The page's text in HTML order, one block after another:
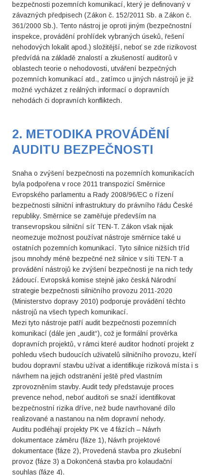
bezpečnosti pozemních komunikací, který je definovaný v
závazných předpisech (Zákon č. 152/2011 Sb. a Zákon č.
361/2000 Sb.). Tento nástroj je oproti jiným (bezpečnostní
inspekce, provádění prohlídek vybraných úseků, řešení
nehodových lokalit apod.) složitější, neboť se zde rizikovost
předvídá na základě znalostí a zkušeností auditorů v
oblastech teorie o nehodovosti, utváření bezpečných
pozemních komunikací atd., zatímco u jiných nástrojů je již
možné vycházet z reálných informací o dopravních
nehodách či dopravních konfliktech.
2. METODIKA PROVÁDĚNÍ
AUDITU BEZPEČNOSTI
Snaha o zvýšení bezpečnosti na pozemních komunikacích
byla podpořena v roce 2011 transpozicí Směrnice
Evropského parlamentu a Rady 2008/96/EC o řízení
bezpečnosti silniční infrastruktury do právního řádu České
republiky. Směrnice se zaměřuje především na
transevropskou silniční síť TEN-T. Zákon však nijak
neomezuje možnost používat nástroje směrnice také u
ostatních pozemních komunikací. Tyto silnice nižších tříd
jsou mnohdy méně bezpečné než silnice v síti TEN-T a
provádění nástrojů ke zvýšení bezpečnosti je na nich tedy
žádoucí. Evropská komise stejně jako česká Národní
strategie bezpečnosti silničního provozu 2011-2020
(Ministerstvo dopravy 2010) podporuje provádění těchto
nástrojů na všech typech komunikací.
Mezi tyto nástroje patří audit bezpečnosti pozemních
komunikací (dále jen „audit“), což je formální prověrka
dopravních projektů, v rámci které auditor hodnotí projekt z
pohledu všech budoucích uživatelů silničního provozu, kteří
budou dopravní stavbu užívat a identifikuje riziková místa i s
návrhem na jejich odstranění ještě před vlastním
zprovozněním stavby. Audit tedy představuje proces
prevence nehod, neboť auditoři se snaží identifikovat
bezpečnostní rizika dříve, než bude navrhované dílo
realizované a nastanou na něm dopravní nehody.
Auditu podléhají projekty PK ve 4 fázích – Návrh
dokumentace záměru (fáze 1), Návrh projektové
dokumentace (fáze 2), Provedená stavba pro zkušební
provoz (fáze 3) a Dokončená stavba pro kolaudační
souhlas (fáze 4).